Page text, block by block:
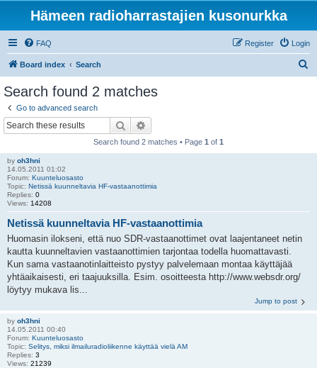
Hämeen radioharrastajien kusonurkka
FAQ Login
Register
Board index Search
Search found 2 matches
Go to advanced search
Search
Search found 2 matches • Page 1 of 1
by oh3hni
14.05.2011 01:02
Forum: Kuunteluosasto
Topic: Netissä kuunneltavia HF-vastaanottimia
Replies: 0
Views: 14208
Netissä kuunneltavia HF-vastaanottimia
Huomasin ilokseni, että nuo SDR-vastaanottimet ovat laajentaneet netin
kautta kuunneltavien vastaanottimien tarjontaa todella huomattavasti.
Kun sama vastaanotinlaitteisto pystyy palvelemaan montaa käyttäjää
yhtäaikaisesti, eri taajuuksilla. Esim. osoitteesta http://www.websdr.org/
löytyy mukava lis...
Jump to post
by oh3hni
14.05.2011 00:40
Forum: Kuunteluosasto
Topic: Selitys, miksi ilmailuradioliikenne käyttää vielä AM
Replies: 3
Views: 21239